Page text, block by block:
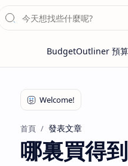
首頁 發表文章
哪裏買得